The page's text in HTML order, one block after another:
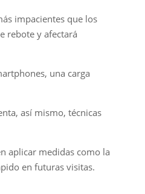
impacientes que los
rebote y afectará
una carga
así mismo, técnicas
aplicar medidas como la
en futuras visitas.